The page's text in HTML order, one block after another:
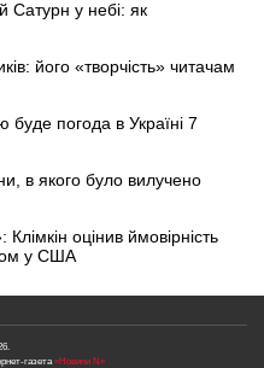
Сатурн у небі: як
його «творчість» читачам
погода в Україні 7
в якого було вилучено
оцінив ймовірність
у США
газета «Новини N»